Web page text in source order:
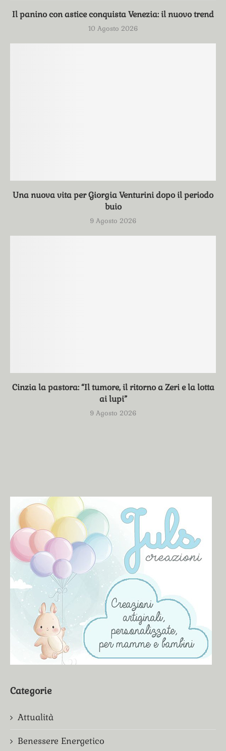
Il panino con astice conquista Venezia: il nuovo trend
10 Agosto 2026
Una nuova vita per Giorgia Venturini dopo il periodo
buio
9 Agosto 2026
Cinzia la pastora: “Il tumore, il ritorno a Zeri e la lotta
ai lupi”
9 Agosto 2026
Categorie
Attualità
Benessere Energetico